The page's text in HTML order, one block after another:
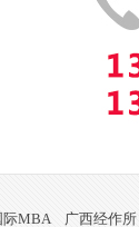
际MBA 广西经作所